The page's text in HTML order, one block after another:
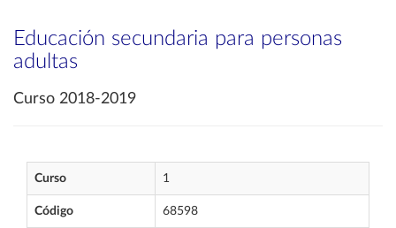
Educación secundaria para personas
adultas
Curso 2018-2019
Curso 1
Código 68598